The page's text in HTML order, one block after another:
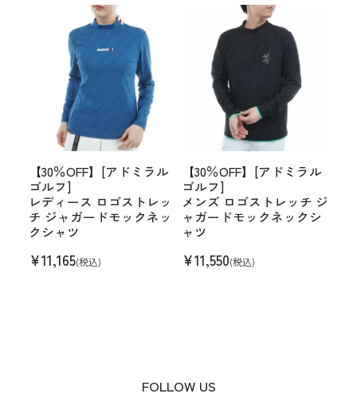
【30％OFF】[アドミラル
ゴルフ]
レディース ロゴストレッ
チ ジャガードモックネッ
クシャツ
¥11,165(税込)
【30％OFF】[アドミラル
ゴルフ]
メンズ ロゴストレッチ ジ
ャガードモックネックシ
ャツ
¥11,550(税込)
FOLLOW US